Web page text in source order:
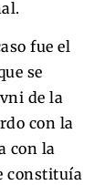
fue el
se
de la
con la
con la
constituía